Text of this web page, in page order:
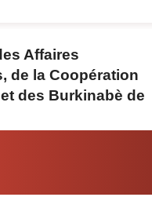
Affaires
de la Coopération
des Burkinabè de